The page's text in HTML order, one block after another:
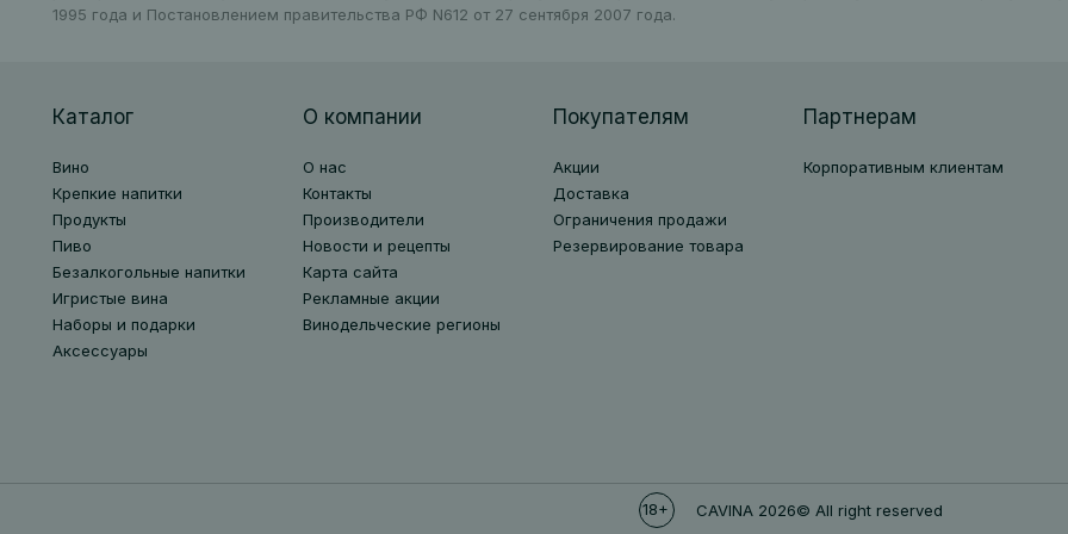
1995 года и Постановлением правительства РФ N612 от 27 сентября 2007 года.
Каталог
Вино
Крепкие напитки
Продукты
Пиво
Безалкогольные напитки
Игристые вина
Наборы и подарки
Аксессуары
О компании
О нас
Контакты
Производители
Новости и рецепты
Карта сайта
Рекламные акции
Винодельческие регионы
Покупателям
Акции
Доставка
Ограничения продажи
Резервирование товара
Партнерам
Корпоративным клиентам
18+ CAVINA 2026© All right reserved